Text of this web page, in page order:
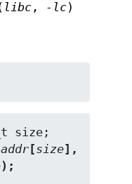
libc , -lc)
addr [size],
);